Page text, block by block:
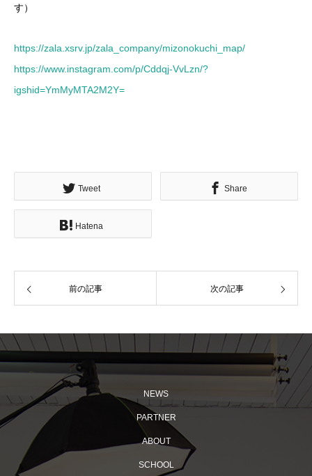
す）
https://zala.xsrv.jp/zala_company/mizonokuchi_map/
https://www.instagram.com/p/Cddqj-VvLzn/?
igshid=YmMyMTA2M2Y=
Tweet Share
Hatena
前の記事 次の記事
NEWS
PARTNER
ABOUT
SCHOOL